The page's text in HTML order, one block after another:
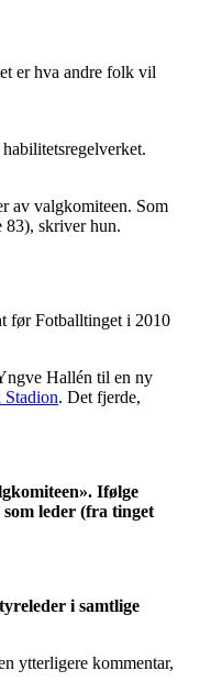
er hva andre folk vil
av valgkomiteen. Som
83), skriver hun.
før Fotballtinget i 2010
Hallén til en ny
Stadion. Det fjerde,
Ifølge
leder (fra tinget
i samtlige
ytterligere kommentar,